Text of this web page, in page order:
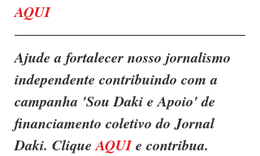
AQUI
Ajude a fortalecer nosso jornalismo
independente contribuindo com a
campanha 'Sou Daki e Apoio' de
financiamento coletivo do Jornal
Daki. Clique AQUI e contribua.